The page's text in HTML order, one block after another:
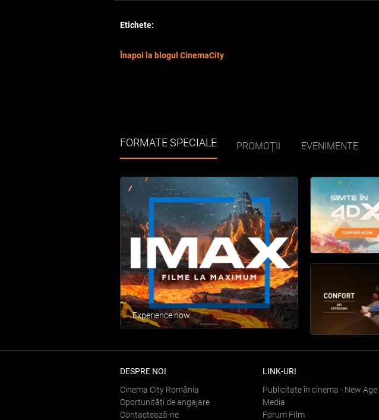
Etichete:
Înapoi la blogul CinemaCity
FORMATE SPECIALE PROMOȚII EVENIMENTE
Experience now
DESPRE NOI
Cinema City România
Oportunități de angajare
Contactează-ne
LINK-URI
Publicitate în cinema - New Age
Media
Forum FIlm